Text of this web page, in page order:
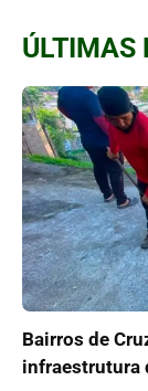
ÚLTIMAS
Bairros de
infraestrutura